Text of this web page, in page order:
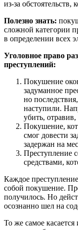
из-за обстоятельств,
Полезно знать:
сложной категории
в определении всех
Уголовное право
преступлений:
Покушение
задуманное
но
наступили.
убить,
Покушение,
смог довести
задержан на
Преступление
средствами,
Каждое
собой покушение.
получилось. Но
осознанно шел на
То же самое